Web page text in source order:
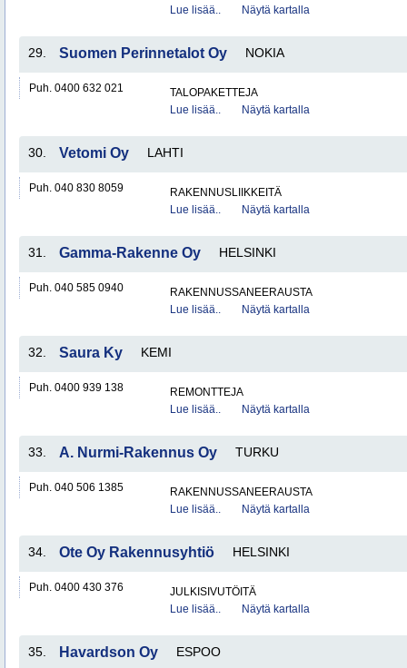
Lue lisää..
Näytä kartalla
29. Suomen Perinnetalot Oy NOKIA
Puh. 0400 632 021
TALOPAKETTEJA
Lue lisää..
Näytä kartalla
30. Vetomi Oy LAHTI
Puh. 040 830 8059
RAKENNUSLIIKKEITÄ
Lue lisää..
Näytä kartalla
31. Gamma-Rakenne Oy HELSINKI
Puh. 040 585 0940
RAKENNUSSANEERAUSTA
Lue lisää..
Näytä kartalla
32. Saura Ky KEMI
Puh. 0400 939 138
REMONTTEJA
Lue lisää..
Näytä kartalla
33. A. Nurmi-Rakennus Oy TURKU
Puh. 040 506 1385
RAKENNUSSANEERAUSTA
Lue lisää..
Näytä kartalla
34. Ote Oy Rakennusyhtiö HELSINKI
Puh. 0400 430 376
JULKISIVUTÖITÄ
Lue lisää..
Näytä kartalla
35. Havardson Oy ESPOO